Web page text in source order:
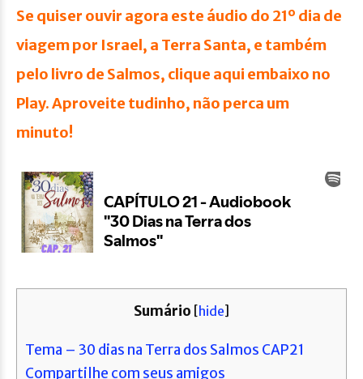
Se quiser ouvir agora este áudio do 21º dia de
viagem por Israel, a Terra Santa, e também
pelo livro de Salmos, clique aqui embaixo no
Play. Aproveite tudinho, não perca um
minuto!
Sumário [hide]
Tema – 30 dias na Terra dos Salmos CAP21
Compartilhe com seus amigos